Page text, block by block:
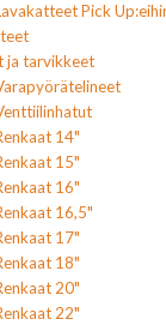
Pick
ja tarvikkeet
14"
15"
16"
16,5"
17"
18"
20"
22"